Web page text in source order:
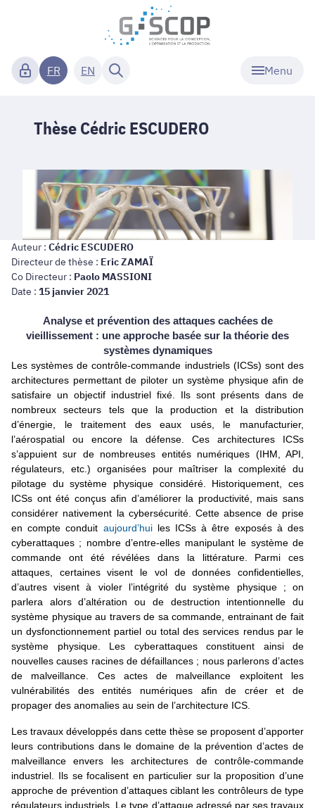
Menu
FR EN
Thèse Cédric ESCUDERO
Auteur : Cédric ESCUDERO
Directeur de thèse : Eric ZAMAÏ
Co Directeur : Paolo MASSIONI
Date : 15 janvier 2021
Analyse et prévention des attaques cachées de
vieillissement : une approche basée sur la théorie des
systèmes dynamiques
Les systèmes de contrôle-commande industriels (ICSs) sont des
architectures permettant de piloter un système physique afin de
satisfaire un objectif industriel fixé. Ils sont présents dans de
nombreux secteurs tels que la production et la distribution
d’énergie, le traitement des eaux usés, le manufacturier,
l’aérospatial ou encore la défense. Ces architectures ICSs
s’appuient sur de nombreuses entités numériques (IHM, API,
régulateurs, etc.) organisées pour maîtriser la complexité du
pilotage du système physique considéré. Historiquement, ces
ICSs ont été conçus afin d’améliorer la productivité, mais sans
considérer nativement la cybersécurité. Cette absence de prise
en compte conduit aujourd’huiles ICSs à être exposés à des
cyberattaques ; nombre d’entre-elles manipulant le système de
commande ont été révélées dans la littérature. Parmi ces
attaques, certaines visent le vol de données confidentielles,
d’autres visent à violer l’intégrité du système physique ; on
parlera alors d’altération ou de destruction intentionnelle du
système physique au travers de sa commande, entrainant de fait
un dysfonctionnement partiel ou total des services rendus par le
système physique. Les cyberattaques constituent ainsi de
nouvelles causes racines de défaillances ; nous parlerons d’actes
de malveillance. Ces actes de malveillance exploitent les
vulnérabilités des entités numériques afin de créer et de
propager des anomalies au sein de l’architecture ICS.
Les travaux développés dans cette thèse se proposent d’apporter
leurs contributions dans le domaine de la prévention d’actes de
malveillance envers les architectures de contrôle-commande
industriel. Ils se focalisent en particulier sur la proposition d’une
approche de prévention d’attaques ciblant les contrôleurs de type
régulateurs industriels. Le type d’attaque adressé par ses travaux